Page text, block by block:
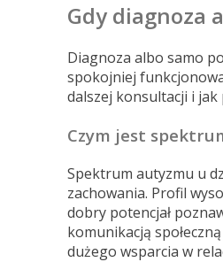
Gdy diagnoza
Diagnoza albo samo
spokojniej
dalszej konsultacji i jak
Czym jest
Spektrum autyzmu u
zachowania. Profil
dobry potencjał
komunikacją
dużego wsparcia w